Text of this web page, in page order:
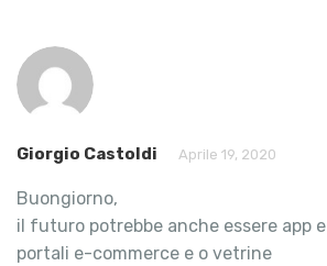
Giorgio Castoldi Aprile 19, 2020
Buongiorno,
il futuro potrebbe anche essere app e
portali e-commerce e o vetrine